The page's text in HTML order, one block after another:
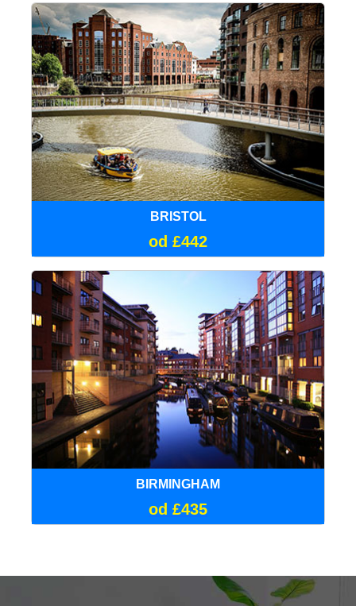
BRISTOL
od £442
BIRMINGHAM
od £435